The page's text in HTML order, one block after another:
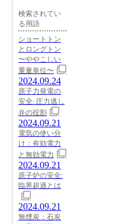
検索されてい
る用語
ショートトン
とロングトン
〜ややこしい
重量単位〜
2024.09.24
原子力発電の
安全: 圧力逃し
弁の役割
2024.09.21
電気の使い分
け：有効電力
と無効電力
2024.09.21
原子炉の安全:
臨界超過とは
2024.09.21
無煙炭：石炭